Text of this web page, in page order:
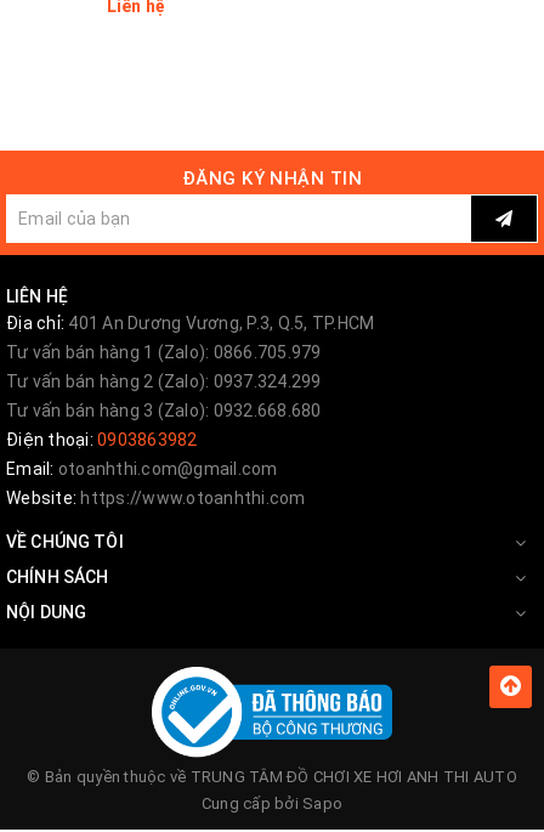
Liên hệ
ĐĂNG KÝ NHẬN TIN
LIÊN HỆ
Địa chỉ: 401 An Dương Vương, P.3, Q.5, TP.HCM
Tư vấn bán hàng 1 (Zalo): 0866.705.979
Tư vấn bán hàng 2 (Zalo): 0937.324.299
Tư vấn bán hàng 3 (Zalo): 0932.668.680
Điện thoại: 0903863982
Email: otoanhthi.com@gmail.com
Website: https://www.otoanhthi.com
VỀ CHÚNG TÔI
CHÍNH SÁCH
NỘI DUNG
© Bản quyền thuộc về TRUNG TÂM ĐỒ CHƠI XE HƠI ANH THI AUTO
Cung cấp bởi Sapo